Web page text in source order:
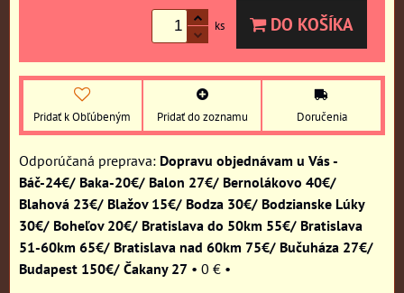
ks DO KOŠÍKA
Pridať k Obľúbeným Pridať do zoznamu Doručenia
Dopravu objednávam u Vás -
Báč-24€/ Baka-20€/ Balon 27€/ Bernolákovo 40€/
Blahová 23€/ Blažov 15€/ Bodza 30€/ Bodzianske Lúky
30€/ Boheľov 20€/ Bratislava do 50km 55€/ Bratislava
51-60km 65€/ Bratislava nad 60km 75€/ Bučuháza 27€/
Budapest 150€/ Čakany 27 • 0 € •